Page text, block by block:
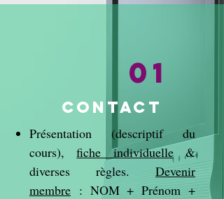
01
Contact
Présentation (descriptif du
cours),fiche individuelle&
diverses règles. Devenir
membre : NOM + Prénom +